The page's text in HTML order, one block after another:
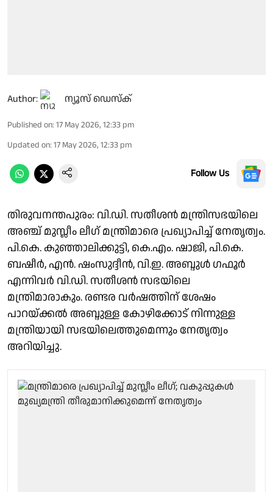
Author: ന്യൂസ് ഡെസ്ക്
Published on: 17 May 2026, 12:33 pm
Updated on: 17 May 2026, 12:33 pm
Follow Us
തിരുവനന്തപുരം: വി.ഡി. സതീശൻ മന്ത്രിസഭയിലെ
അഞ്ച് മുസ്ലീം ലീഗ് മന്ത്രിമാരെ പ്രഖ്യാപിച്ച് നേതൃത്വം.
പി.കെ. കുഞ്ഞാലിക്കുട്ടി, കെ.എം. ഷാജി, പി.കെ.
ബഷീർ, എൻ. ഷംസുദ്ദീൻ, വി.ഇ. അബ്ദുൾ ഗഫൂർ
എന്നിവർ വി.ഡി. സതീശൻ സഭയിലെ
മന്ത്രിമാരാകും. രണ്ടര വർഷത്തിന് ശേഷം
പാറയ്ക്കൽ അബ്ദുള്ള കോഴിക്കോട് നിന്നുള്ള
മന്ത്രിയായി സഭയിലെത്തുമെന്നും നേതൃത്വം
അറിയിച്ചു.